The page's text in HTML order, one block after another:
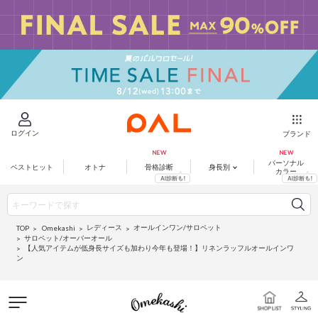
ログイン ブランド
ベストヒット オトナ 骨格診断 身長別
パーソナル
カラー
TOP Omekashi レディース
オールインワン/サロペット
サロペット/オーバーオール
【人気アイテムが低身長サイズも加わり今年も登場！】リネンラッフルオールインワ
ン